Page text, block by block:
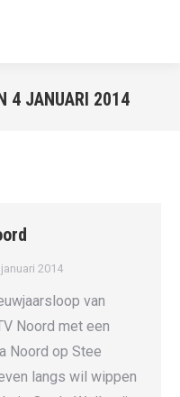
4 JANUARI 2014
januari 2014
van
Noord met een
Noord op Stee
langs wil wippen